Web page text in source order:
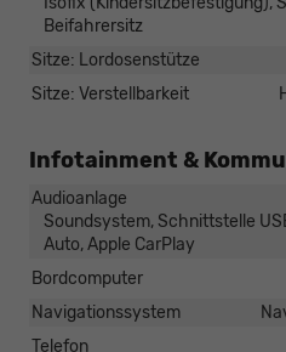
Beifahrersitz
Sitze: Lordosenstütze
Sitze: Verstellbarkeit
Infotainment &
Audioanlage
Soundsystem, Schnittstelle
Auto, Apple CarPlay
Bordcomputer
Navigationssystem
Telefon